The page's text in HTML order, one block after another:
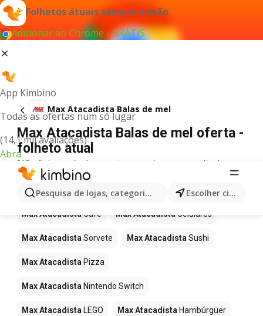
Folhetos atuais sempre à mão
Adicionar ao Chrome - GRÁTIS
App Kimbino
Todas as ofertas num só lugar
(14,1 mil avaliações)
Abra
Pesquisa de lojas, categorias,produtos... Escolher cidade
Max Atacadista Balas de mel
Max Atacadista Balas de mel oferta -
folheto atual
Não foi possível encontrar quaisquer resultados
para este termo.
Mais produtos em Max Atacadista
Max Atacadista Café Max Atacadista Celulares
Max Atacadista Sorvete Max Atacadista Sushi
Max Atacadista Pizza
Max Atacadista Nintendo Switch
Max Atacadista LEGO Max Atacadista Hambúrguer